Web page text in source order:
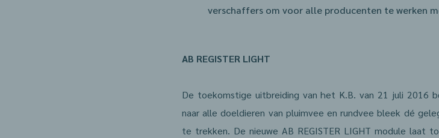
verschaffers om voor alle producenten te werken
AB REGISTER LIGHT
De toekomstige uitbreiding van het K.B. van 21 juli 2016
naar alle doeldieren van pluimvee en rundvee bleek dé
te trekken. De nieuwe AB REGISTER LIGHT module laat